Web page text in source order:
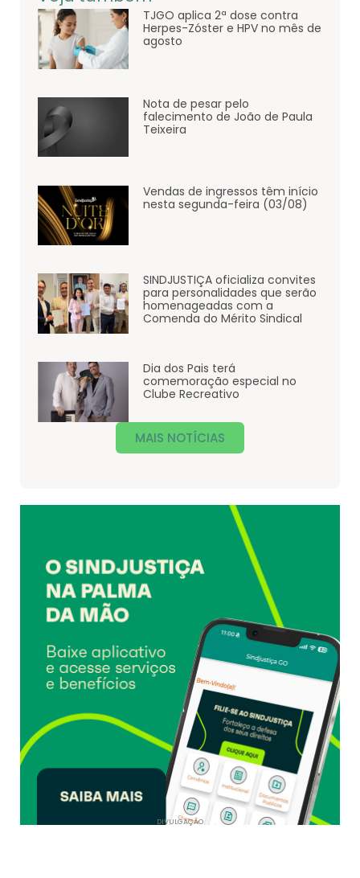
TJGO aplica 2ª dose contra
Herpes-Zóster e HPV no mês de
agosto
Nota de pesar pelo
falecimento de João de Paula
Teixeira
Vendas de ingressos têm início
nesta segunda-feira (03/08)
SINDJUSTIÇA oficializa convites
para personalidades que serão
homenageadas com a
Comenda do Mérito Sindical
Dia dos Pais terá
comemoração especial no
Clube Recreativo
MAIS NOTÍCIAS
DIVULGAÇÃO